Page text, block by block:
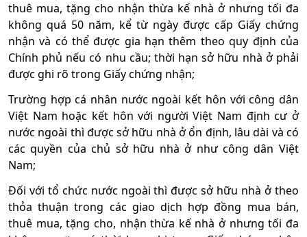
thuê mua, tặng cho nhận thừa kế nhà ở nhưng tối đa
không quá 50 năm, kể từ ngày được cấp Giấy chứng
nhận và có thể được gia hạn thêm theo quy định của
Chính phủ nếu có nhu cầu; thời hạn sở hữu nhà ở phải
được ghi rõ trong Giấy chứng nhận;
Trường hợp cá nhân nước ngoài kết hôn với công dân
Việt Nam hoặc kết hôn với người Việt Nam định cư ở
nước ngoài thì được sở hữu nhà ở ổn định, lâu dài và có
các quyền của chủ sở hữu nhà ở như công dân Việt
Nam;
Đối với tổ chức nước ngoài thì được sở hữu nhà ở theo
thỏa thuận trong các giao dịch hợp đồng mua bán,
thuê mua, tặng cho, nhận thừa kế nhà ở nhưng tối đa